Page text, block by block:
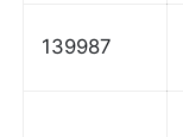
139987